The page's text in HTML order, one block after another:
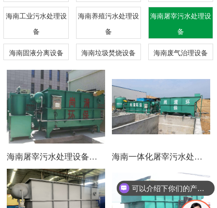
海南工业污水处理设
备
海南养殖污水处理设
备
海南屠宰污水处理设
备
海南固液分离设备 海南垃圾焚烧设备 海南废气治理设备
海南屠宰污水处理设备厂家 海南一体化屠宰污水处理设备
可以介绍下你们的产品么